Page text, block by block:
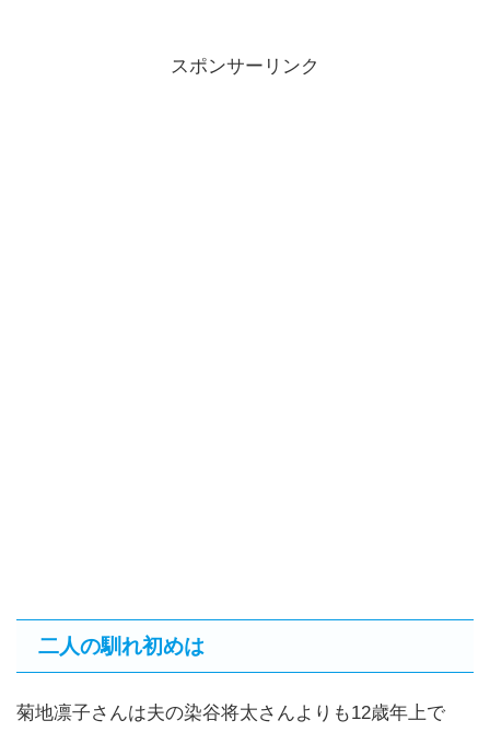
スポンサーリンク
二人の馴れ初めは
菊地凛子さんは夫の染谷将太さんよりも12歳年上で